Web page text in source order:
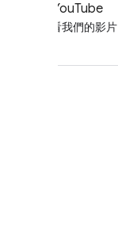
YouTube
觀看我們的影片